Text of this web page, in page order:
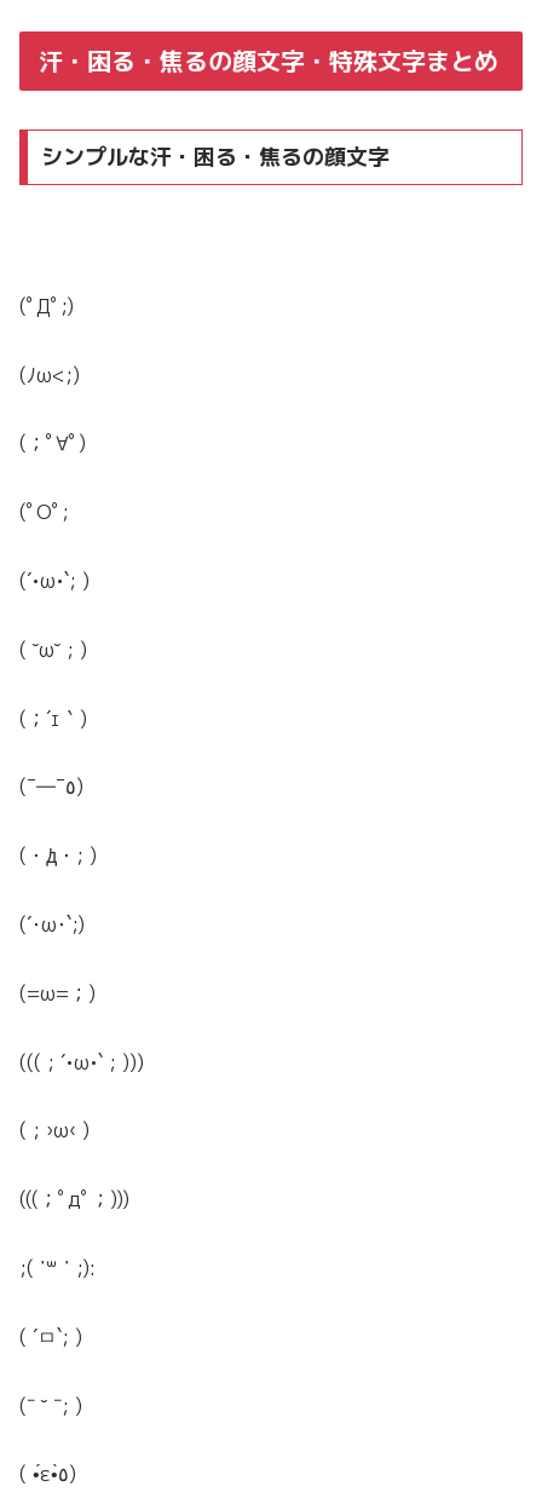
汗・困る・焦るの顔文字・特殊文字まとめ
シンプルな汗・困る・焦るの顔文字
(ﾟДﾟ;)
(ﾉω<;)
(；ﾟ∀ﾟ)
(ﾟOﾟ;
(´•ω•`; )
( ˘ω˘ ; )
(；´ｪ｀)
(¯―¯٥)
(・ꚁ・; )
(´･ω･`;)
(=ω=；)
((( ; ´•ω•` ; )))
( ; ›ω‹ )
(((；ﾟдﾟ；)))
;( ˙꒳ ˙ ;):
( ´ㅁ`; )
(ˉ ˘ ˉ; )
( •́ε•̀٥)